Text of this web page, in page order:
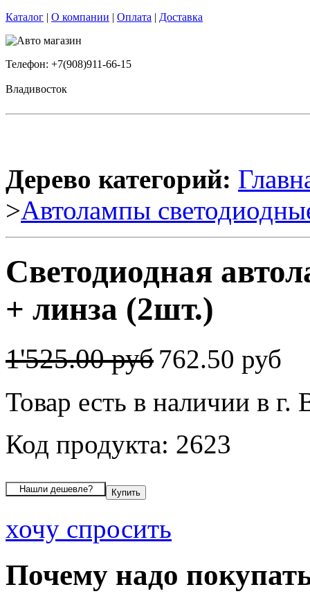
Каталог | О компании | Оплата | Доставка
Телефон: +7(908)911-66-15
Владивосток
Дерево категорий:
>Автолампы
Светодиодная
+ линза (2шт.)
1'525.00 руб 762.50 руб
Товар есть в наличии в г.
Код продукта: 2623
хочу спросить
Почему надо